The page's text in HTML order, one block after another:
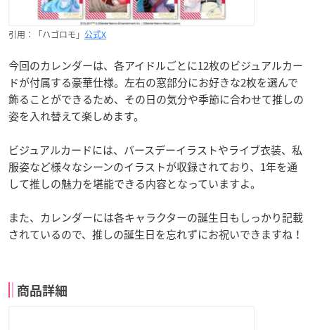
引用：「ハゴロモ」 公式X
今回のカレンダーは、各アイドルごとに12枚のビジュアルカー
ドが付属する豪華仕様。左右の窓部分にお好きな2枚を選んで
飾ることができるため、その日の気分や季節に合わせて推しの
姿を入れ替えて楽しめます。
ビジュアルカードには、バースデーイラストやライブ衣装、私
服姿など様々なシーンのイラストが収録されており、1年を通
して推しの魅力を堪能できる内容となっていますよ。
また、カレンダーには各キャラクターの誕生日もしっかり記載
されているので、推しの誕生日を忘れずにお祝いできますね！
商品詳細